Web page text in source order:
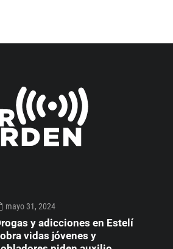
mayo 31, 2024
y adicciones en Estelí
vidas jóvenes y